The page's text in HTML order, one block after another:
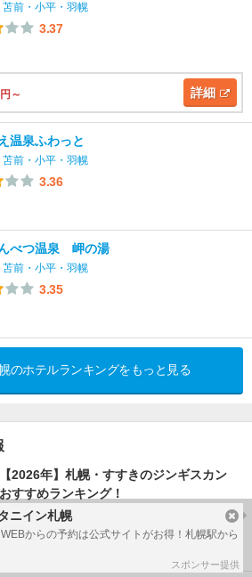
苫前・小平・羽幌
3.37
円～ 詳細
温泉ふわっと
苫前・小平・羽幌
3.36
べつ温泉 岬の湯
苫前・小平・羽幌
3.35
のホテルランキングをもっと見る
【2026年】札幌・すすきのジンギスカン
おすすめランキング！
トラベルマガジン
ニイン札幌
WEBからの予約は公式サイトがお得！札幌駅から
スポンサー提供